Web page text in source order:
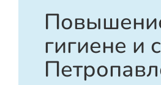
гигиене и